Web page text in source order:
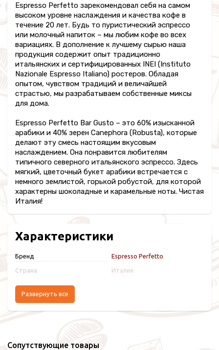
Espresso Perfetto зарекомендовал себя на самом
высоком уровне наслаждения и качества кофе в
течение 20 лет. Будь то пуристический эспрессо
или молочный напиток – мы любим кофе во всех
вариациях. В дополнение к лучшему сырью наша
продукция содержит опыт традиционно
итальянских и сертифицированных INEI (Instituto
Nazionale Espresso Italiano) ростеров. Обладая
опытом, чувством традиций и величайшей
страстью, мы разрабатываем собственные миксы
для дома.
Espresso Perfetto Bar Gusto – это 60% изысканной
арабики и 40% зерен Canephora (Robusta), которые
делают эту смесь настоящим вкусовым
наслаждением. Она понравится любителям
типичного северного итальянского эспрессо. Здесь
мягкий, цветочный букет арабики встречается с
немного землистой, горькой робустой, для которой
характерны шоколадные и карамельные ноты. Чистая
Италия!
Характеристики
Бренд Espresso Perfetto
Страна Италия
Развернуть все
Сопутствующие товары